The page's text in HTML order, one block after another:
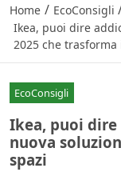
Home / EcoConsigli
Ikea, puoi dire
2025 che
EcoConsigli
Ikea, puoi
nuova
spazi